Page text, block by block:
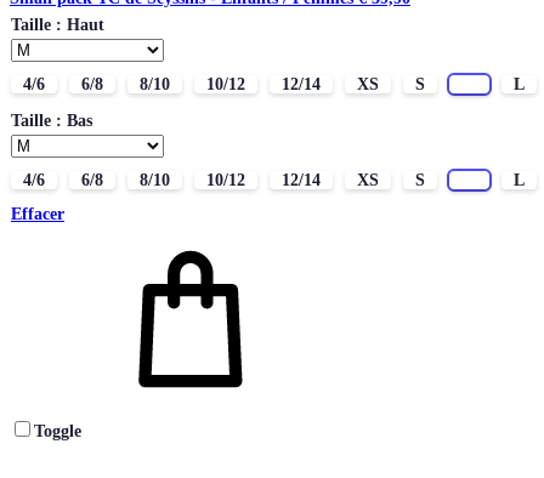
Taille : Haut
4/6 6/8 8/10 10/12 12/14 XS S
L
Taille : Bas
4/6 6/8 8/10 10/12 12/14 XS S
L
Effacer
Toggle